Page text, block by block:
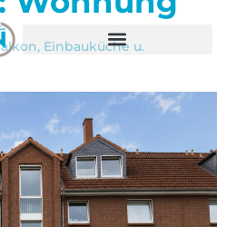
Einbauküche u.